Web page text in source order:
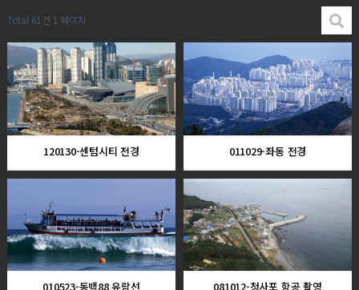
Total 61건 1 페이지
120130-센텀시티 전경 011029-좌동 전경
010523-동백88 유람선 081012-청사포 항공 촬영